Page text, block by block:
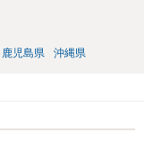
鹿児島県 沖縄県